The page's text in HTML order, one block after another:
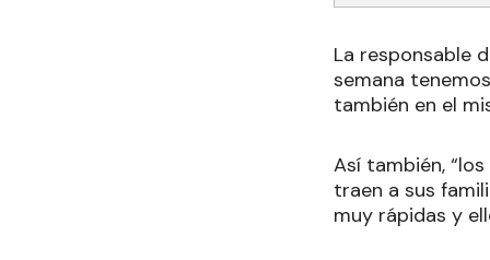
La responsable
semana
también en el
Así también,
traen a sus
muy rápidas y